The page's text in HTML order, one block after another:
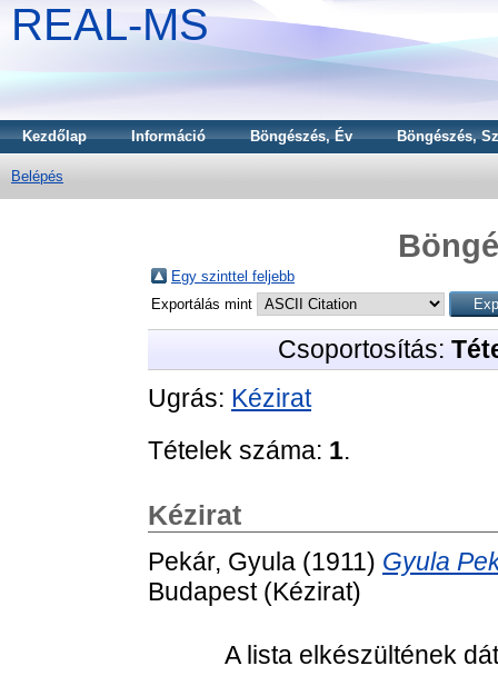
REAL-MS
Kezdőlap Információ Böngészés, Év Böngészés,
Belépés
Egy szinttel feljebb
Exportálás mint
Csoportosítás:
Ugrás: Kézirat
Tételek száma: 1.
Kézirat
Pekár, Gyula (1911) Gyula
Budapest (Kézirat)
A lista elkészültének